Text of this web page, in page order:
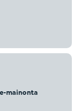
mainonta